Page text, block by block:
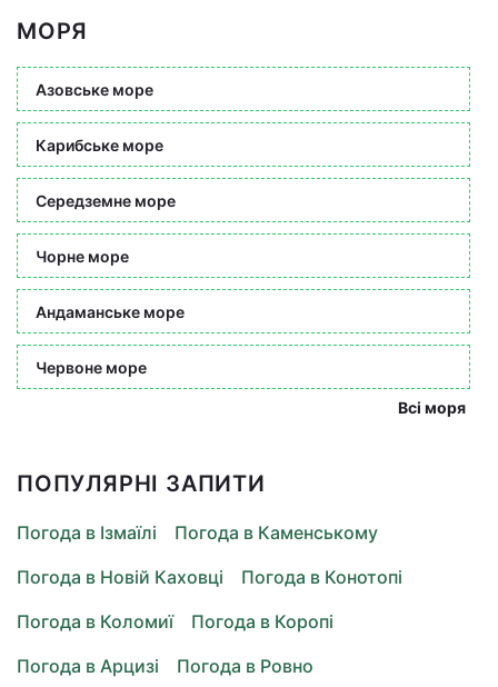
МОРЯ
Азовське море
Карибське море
Середземне море
Чорне море
Андаманське море
Червоне море
Всі моря
ПОПУЛЯРНІ ЗАПИТИ
Погода в Ізмаїлі
Погода в Каменському
Погода в Новій Каховці
Погода в Конотопі
Погода в Коломиї
Погода в Коропі
Погода в Арцизі
Погода в Ровно